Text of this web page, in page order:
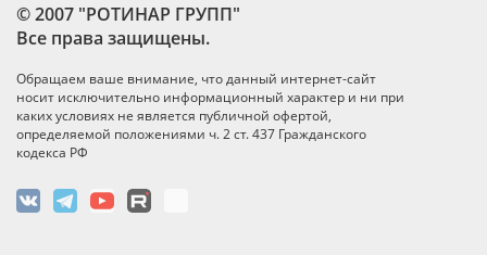
© 2007 "РОТИНАР ГРУПП"
Все права защищены.
Обращаем ваше внимание, что данный интернет-сайт
носит исключительно информационный характер и ни при
каких условиях не является публичной офертой,
определяемой положениями ч. 2 ст. 437 Гражданского
кодекса РФ